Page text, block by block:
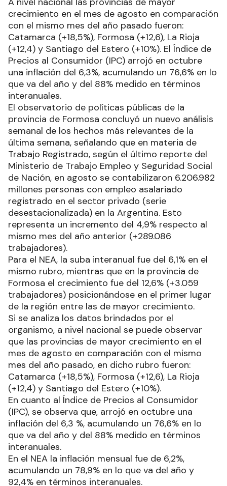
crecimiento en el mes de agosto en comparación
con el mismo mes del año pasado fueron:
Catamarca (+18,5%), Formosa (+12,6), La Rioja
(+12,4) y Santiago del Estero (+10%). El Índice de
Precios al Consumidor (IPC) arrojó en octubre
una inflación del 6,3%, acumulando un 76,6% en lo
que va del año y del 88% medido en términos
interanuales.
El observatorio de políticas públicas de la
provincia de Formosa concluyó un nuevo análisis
semanal de los hechos más relevantes de la
última semana, señalando que en materia de
Trabajo Registrado, según el último reporte del
Ministerio de Trabajo Empleo y Seguridad Social
de Nación, en agosto se contabilizaron 6.206.982
millones personas con empleo asalariado
registrado en el sector privado (serie
desestacionalizada) en la Argentina. Esto
representa un incremento del 4,9% respecto al
mismo mes del año anterior (+289.086
trabajadores).
Para el NEA, la suba interanual fue del 6,1% en el
mismo rubro, mientras que en la provincia de
Formosa el crecimiento fue del 12,6% (+3.059
trabajadores) posicionándose en el primer lugar
de la región entre las de mayor crecimiento.
Si se analiza los datos brindados por el
organismo, a nivel nacional se puede observar
que las provincias de mayor crecimiento en el
mes de agosto en comparación con el mismo
mes del año pasado, en dicho rubro fueron:
Catamarca (+18,5%), Formosa (+12,6), La Rioja
(+12,4) y Santiago del Estero (+10%).
En cuanto al Índice de Precios al Consumidor
(IPC), se observa que, arrojó en octubre una
inflación del 6,3 %, acumulando un 76,6% en lo
que va del año y del 88% medido en términos
interanuales.
En el NEA la inflación mensual fue de 6,2%,
acumulando un 78,9% en lo que va del año y
92,4% en términos interanuales.